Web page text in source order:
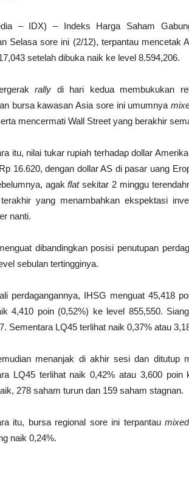
– IDX) – Indeks Harga Saham
Selasa sore ini (2/12), terpantau mencetak
setelah dibuka naik ke level 8.594,206.
rally di hari kedua membukukan
bursa kawasan Asia sore ini umumnya
mencermati Wall Street yang berakhir
itu, nilai tukar rupiah terhadap dollar
16.620, dengan dollar AS di pasar uang
agakflatsekitar 2 minggu
yang menambahkan ekspektasi
nanti.
dibandingkan posisi penutupan
sebulan tertingginya.
perdagangannya, IHSG menguat 45,418
4,410 poin (0,52%) ke level 855,550.
Sementara LQ45 terlihat naik 0,37% atau
menanjak di akhir sesi dan ditutup
LQ45 terlihat naik 0,42% atau 3,600
278 saham turun dan 159 saham stagnan.
itu, bursa regional sore ini terpantaumixed
naik 0,24%.